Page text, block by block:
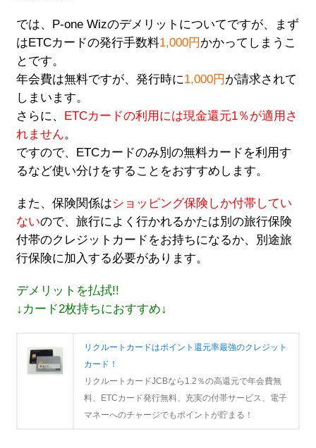
では、P-one Wizのデメリットについてですが、まず
はETCカードの発行手数料1,000円 かかってしまうこ
とです。
年会費は無料ですが、発行時に1,000円 が請求されて
しまいます。
さらに、
ETCカードの利用には現金還元1％が適用さ
れません。
ですので、ETCカードのみ別の無料カードを利用す
るなど使い分けをすることをおすすめします。
また、保険関係はショッピング保険しか付帯してい
ないので、旅行によく行かれるかたは別の旅行保険
付帯のクレジットカードをお持ちになるか、別途旅
行保険に加入する必要があります。
デメリットを払拭!!
↓カード2枚持ちにおすすめ↓
リクルートカードはポイント還元率最強のクレジット
カード！
リクルートカードJCBなら1.2％の高還元で年会費無
料、ETCカード発行無料、充実の付帯サービス、電子
マネーへのチャージでもポイントが貯まる！